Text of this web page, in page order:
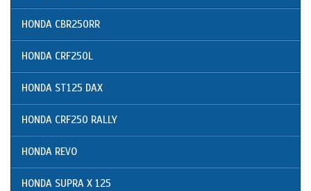
HONDA CBR250RR
HONDA CRF250L
HONDA ST125 DAX
HONDA CRF250 RALLY
HONDA REVO
HONDA SUPRA X 125